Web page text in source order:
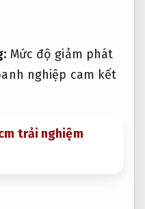
Mức độ giảm phát
nghiệp cam kết
trải nghiệm